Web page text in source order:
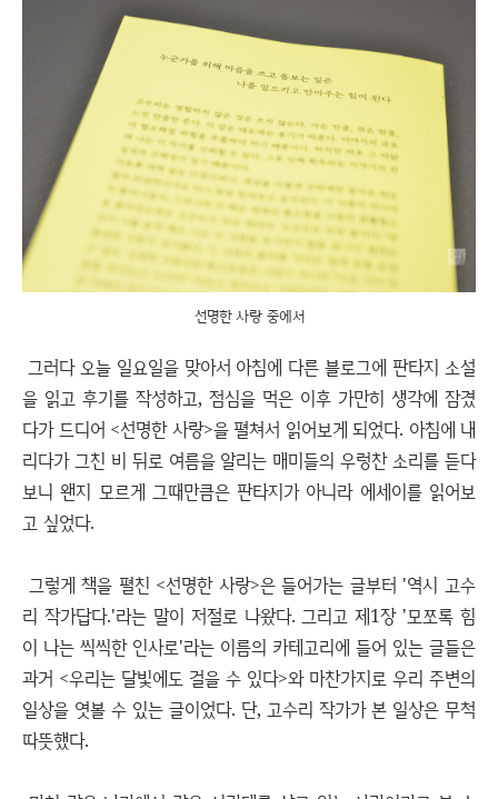
선명한 사랑 중에서
그러다 오늘 일요일을 맞아서 아침에 다른 블로그에 판타지 소설
을 읽고 후기를 작성하고, 점심을 먹은 이후 가만히 생각에 잠겼
다가 드디어 <선명한 사랑>을 펼쳐서 읽어보게 되었다. 아침에 내
리다가 그친 비 뒤로 여름을 알리는 매미들의 우렁찬 소리를 듣다
보니 왠지 모르게 그때만큼은 판타지가 아니라 에세이를 읽어보
고 싶었다.
그렇게 책을 펼친 <선명한 사랑>은 들어가는 글부터 '역시 고수
리 작가답다.'라는 말이 저절로 나왔다. 그리고 제1장 '모쪼록 힘
이 나는 씩씩한 인사로'라는 이름의 카테고리에 들어 있는 글들은
과거 <우리는 달빛에도 걸을 수 있다>와 마찬가지로 우리 주변의
일상을 엿볼 수 있는 글이었다. 단, 고수리 작가가 본 일상은 무척
따뜻했다.